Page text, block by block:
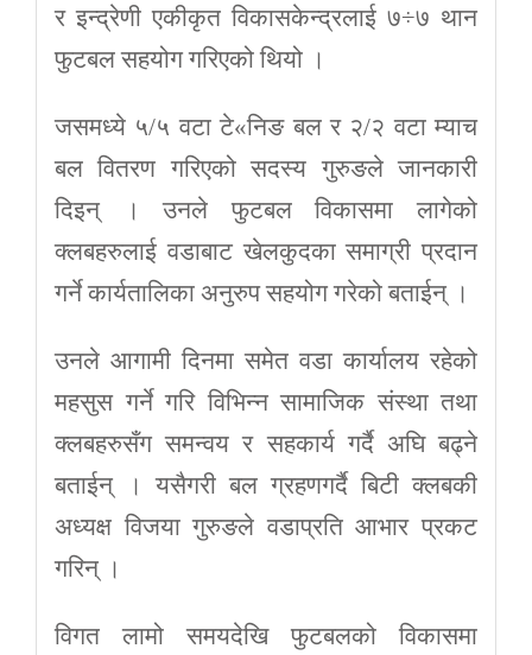
र इन्द्रेणी एकीकृत विकासकेन्द्रलाई ७÷७ थान
फुटबल सहयोग गरिएको थियो ।
जसमध्ये ५/५ वटा टे«निङ बल र २/२ वटा म्याच
बल वितरण गरिएको सदस्य गुरुङले जानकारी
दिइन् । उनले फुटबल विकासमा लागेको
क्लबहरुलाई वडाबाट खेलकुदका समाग्री प्रदान
गर्ने कार्यतालिका अनुरुप सहयोग गरेको बताईन् ।
उनले आगामी दिनमा समेत वडा कार्यालय रहेको
महसुस गर्ने गरि विभिन्न सामाजिक संस्था तथा
क्लबहरुसँग समन्वय र सहकार्य गर्दै अघि बढ्ने
बताईन् । यसैगरी बल ग्रहणगर्दै बिटी क्लबकी
अध्यक्ष विजया गुरुङले वडाप्रति आभार प्रकट
गरिन् ।
विगत लामो समयदेखि फुटबलको विकासमा